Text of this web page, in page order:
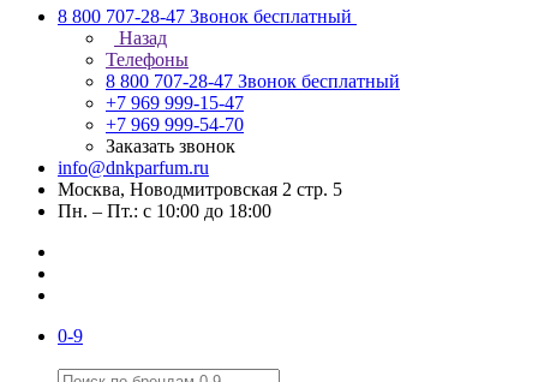
8 800 707-28-47 Звонок бесплатный
Назад
Телефоны
8 800 707-28-47 Звонок бесплатный
+7 969 999-15-47
+7 969 999-54-70
Заказать звонок
info@dnkparfum.ru
Москва, Новодмитровская 2 стр. 5
Пн. – Пт.: с 10:00 до 18:00
0-9